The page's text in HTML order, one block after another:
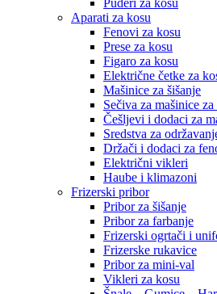
Aparati za kosu
Fenovi za kosu
Prese za kosu
Figaro za kosu
Električne četke za
Mašinice za šišanje
Sečiva za mašinice za
Češljevi i dodaci za
Sredstva za
Držači i dodaci za
Električni vikleri
Haube i klimazoni
Frizerski pribor
Pribor za šišanje
Pribor za farbanje
Frizerski ogrtači i
Frizerske rukavice
Pribor za mini-val
Vikleri za kosu